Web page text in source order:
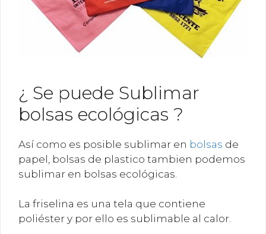
¿ Se puede Sublimar
bolsas ecológicas ?
Así como es posible sublimar en bolsas de
papel, bolsas de plastico tambien podemos
sublimar en bolsas ecológicas.
La friselina es una tela que contiene
poliéster y por ello es sublimable al calor.